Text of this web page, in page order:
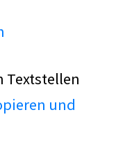
Textstellen
und